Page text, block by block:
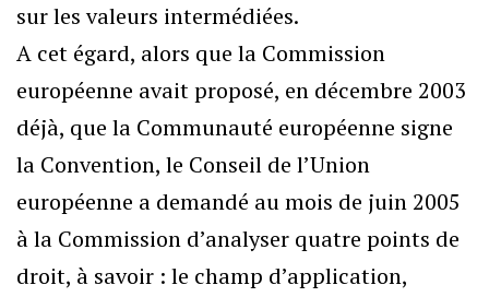
sur les valeurs intermédiées.
A cet égard, alors que la Commission
européenne avait proposé, en décembre 2003
déjà, que la Communauté européenne signe
la Convention, le Conseil de l’Union
européenne a demandé au mois de juin 2005
à la Commission d’analyser quatre points de
droit, à savoir : le champ d’application,